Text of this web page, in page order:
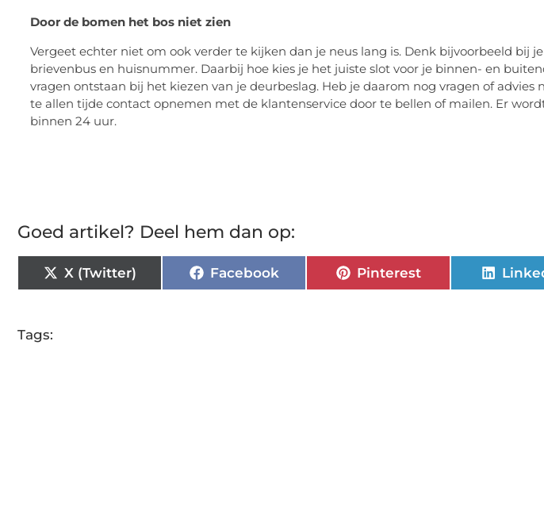
Door de bomen het bos niet zien
Vergeet echter niet om ook verder te kijken dan je neus lang is. Denk bijvoorbeeld bij
brievenbus en huisnummer. Daarbij hoe kies je het juiste slot voor je binnen- en
vragen ontstaan bij het kiezen van je deurbeslag. Heb je daarom nog vragen of advies
te allen tijde contact opnemen met de klantenservice door te bellen of mailen. Er
binnen 24 uur.
Goed artikel? Deel hem dan op:
X (Twitter) Facebook Pinterest
Tags: